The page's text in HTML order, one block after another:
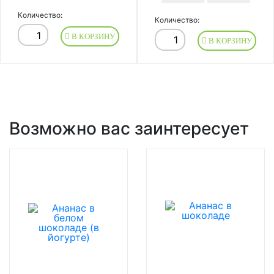
Количество:
В КОРЗИНУ
Количество:
В КОРЗИНУ
Возможно вас заинтересует